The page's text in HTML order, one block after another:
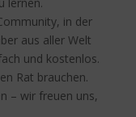
in der
aus aller Welt
und kostenlos.
Rat brauchen.
– wir freuen uns,